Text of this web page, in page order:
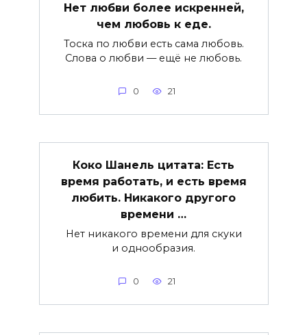
Нет любви более искренней,
чем любовь к еде.
Тоска по любви есть сама любовь.
Слова о любви — ещё не любовь.
0 21
Коко Шанель цитата: Есть
время работать, и есть время
любить. Никакого другого
времени …
Нет никакого времени для скуки
и однообразия.
0 21